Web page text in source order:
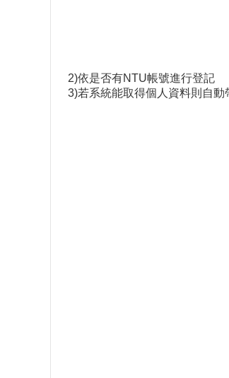
2)依是否有NTU帳號進行登記
3)若系統能取得個人資料則自